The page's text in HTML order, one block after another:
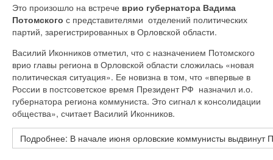
Это произошло на встрече врио губернатора Вадима
Потомского с представителями отделений политических
партий, зарегистрированных в Орловской области.
Василий Иконников отметил, что с назначением Потомского
врио главы региона в Орловской области сложилась «новая
политическая ситуация». Ее новизна в том, что «впервые в
России в постсоветское время Президент РФ назначил и.о.
губернатора региона коммуниста. Это сигнал к консолидации
общества», считает Василий Иконников.
Подробнее: В начале июня орловские коммунисты выдвинут